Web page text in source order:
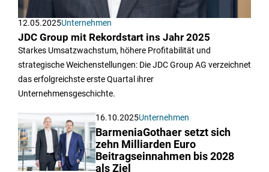
12.05.2025Unternehmen
JDC Group mit Rekordstart ins Jahr 2025
Starkes Umsatzwachstum, höhere Profitabilität und
strategische Weichenstellungen: Die JDC Group AG verzeichnet
das erfolgreichste erste Quartal ihrer
Unternehmensgeschichte.
16.10.2025Unternehmen
BarmeniaGothaer setzt sich
zehn Milliarden Euro
Beitragseinnahmen bis 2028
als Ziel